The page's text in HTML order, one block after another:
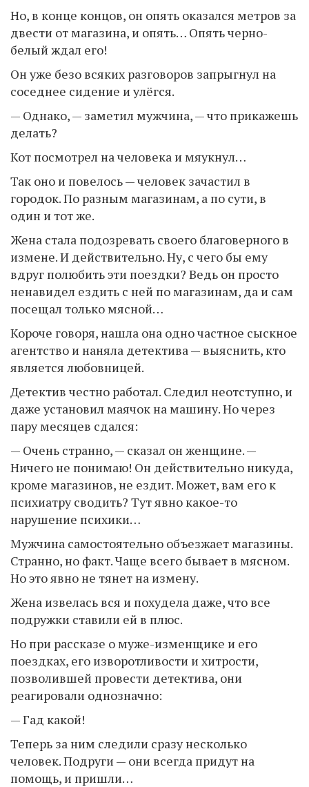
Но, в конце концов, он опять оказался метров за
двести от магазина, и опять… Опять черно-
белый ждал его!
Он уже безо всяких разговоров запрыгнул на
соседнее сидение и улёгся.
— Однако, — заметил мужчина, — что прикажешь
делать?
Кот посмотрел на человека и мяукнул…
Так оно и повелось — человек зачастил в
городок. По разным магазинам, а по сути, в
один и тот же.
Жена стала подозревать своего благоверного в
измене. И действительно. Ну, с чего бы ему
вдруг полюбить эти поездки? Ведь он просто
ненавидел ездить с ней по магазинам, да и сам
посещал только мясной…
Короче говоря, нашла она одно частное сыскное
агентство и наняла детектива — выяснить, кто
является любовницей.
Детектив честно работал. Следил неотступно, и
даже установил маячок на машину. Но через
пару месяцев сдался:
— Очень странно, — сказал он женщине. —
Ничего не понимаю! Он действительно никуда,
кроме магазинов, не ездит. Может, вам его к
психиатру сводить? Тут явно какое-то
нарушение психики…
Мужчина самостоятельно объезжает магазины.
Странно, но факт. Чаще всего бывает в мясном.
Но это явно не тянет на измену.
Жена извелась вся и похудела даже, что все
подружки ставили ей в плюс.
Но при рассказе о муже-изменщике и его
поездках, его изворотливости и хитрости,
позволившей провести детектива, они
реагировали однозначно:
— Гад какой!
Теперь за ним следили сразу несколько
человек. Подруги — они всегда придут на
помощь, и пришли…